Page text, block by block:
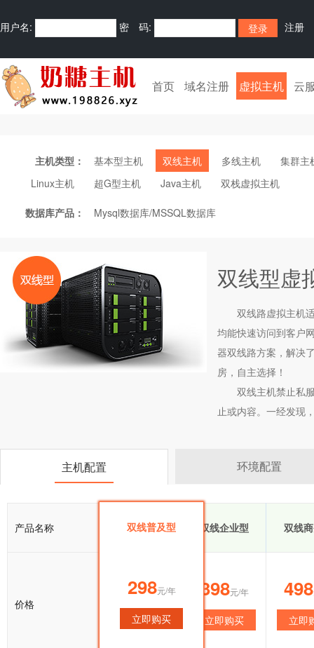
用户名: 密 码: 注册
首页 域名注册 虚拟主机 云
主机类型： 基本型主机 双线主机 多线主机
集群主
Linux主机
超G型主机 Java主机 双栈虚拟主机
数据库产品： Mysql数据库/MSSQL数据库
双线型虚
双线路虚拟主机
均能快速访问到客户
器双线路方案，解决
房，自主选择！
双线主机禁止私
止或内容。一经发现
主机配置 环境配置
产品名称 双线普及型 双线企业型 双线
价格
298元/年
立即购买
398元/年
立即购买
498
立即
双线普及型
298元/年
立即购买